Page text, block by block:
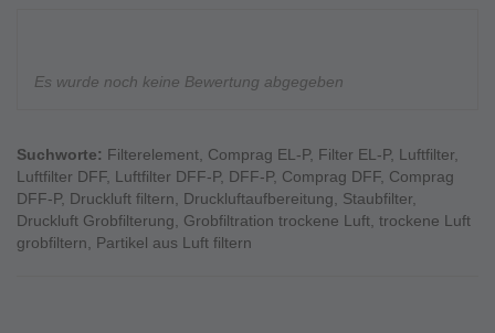
Es wurde noch keine Bewertung abgegeben
Suchworte: Filterelement, Comprag EL-P, Filter EL-P, Luftfilter,
Luftfilter DFF, Luftfilter DFF-P, DFF-P, Comprag DFF, Comprag
DFF-P, Druckluft filtern, Druckluftaufbereitung, Staubfilter,
Druckluft Grobfilterung, Grobfiltration trockene Luft, trockene Luft
grobfiltern, Partikel aus Luft filtern